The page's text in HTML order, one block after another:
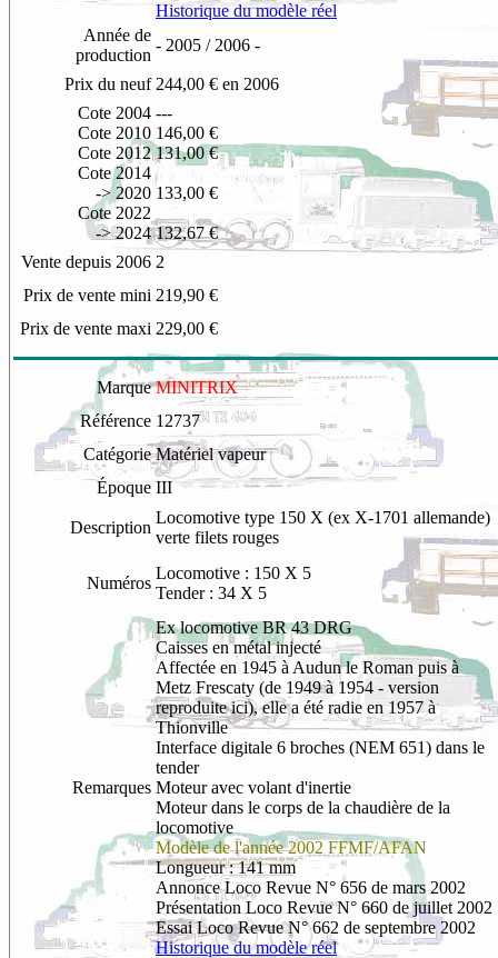
Historique du modèle réel
Année de
production
- 2005 / 2006 -
Prix du neuf 244,00 € en 2006
Cote 2004
Cote 2010
Cote 2012
Cote 2014
-> 2020
Cote 2022
-> 2024
---
146,00 €
131,00 €
133,00 €
132,67 €
Vente depuis 2006 2
Prix de vente mini 219,90 €
Prix de vente maxi 229,00 €
Marque MINITRIX
Référence 12737
Catégorie Matériel vapeur
Époque III
Description
Locomotive type 150 X (ex X-1701 allemande)
verte filets rouges
Numéros
Locomotive : 150 X 5
Tender : 34 X 5
Remarques
Ex locomotive BR 43 DRG
Caisses en métal injecté
Affectée en 1945 à Audun le Roman puis à
Metz Frescaty (de 1949 à 1954 - version
reproduite ici), elle a été radie en 1957 à
Thionville
Interface digitale 6 broches (NEM 651) dans le
tender
Moteur avec volant d'inertie
Moteur dans le corps de la chaudière de la
locomotive
Modèle de l'année 2002 FFMF/AFAN
Longueur : 141 mm
AnnonceLoco Revue N° 656 de mars 2002
Présentation Loco Revue N° 660 de juillet 2002
Essai Loco Revue N° 662 de septembre 2002
Historique du modèle réel